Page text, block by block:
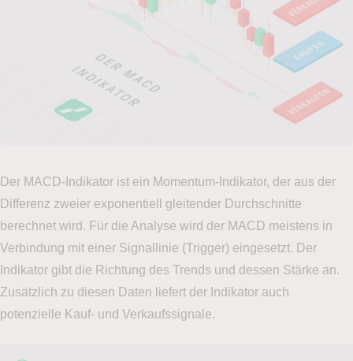
Der MACD-Indikator ist ein Momentum-Indikator, der aus der
Differenz zweier exponentiell gleitender Durchschnitte
berechnet wird. Für die Analyse wird der MACD meistens in
Verbindung mit einer Signallinie (Trigger) eingesetzt. Der
Indikator gibt die Richtung des Trends und dessen Stärke an.
Zusätzlich zu diesen Daten liefert der Indikator auch
potenzielle Kauf- und Verkaufssignale.